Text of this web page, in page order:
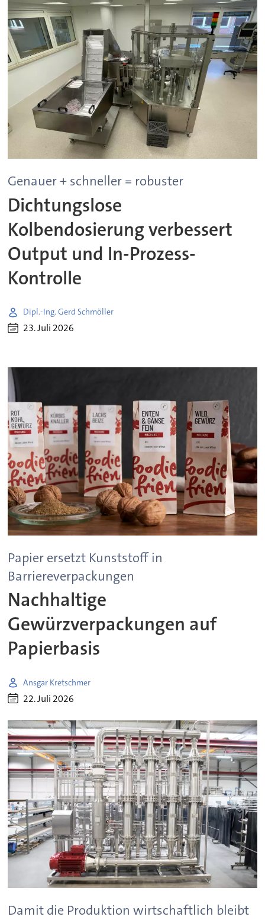
Genauer + schneller = robuster
Dichtungslose
Kolbendosierung verbessert
Output und In-Prozess-
Kontrolle
Dipl.-Ing. Gerd Schmöller
23. Juli 2026
Papier ersetzt Kunststoff in
Barriereverpackungen
Nachhaltige
Gewürzverpackungen auf
Papierbasis
Ansgar Kretschmer
22. Juli 2026
Damit die Produktion wirtschaftlich bleibt